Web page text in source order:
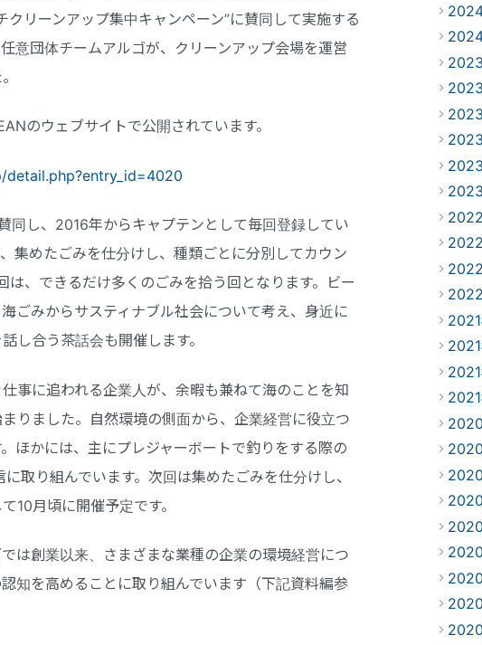
リーンアップ集中キャンペーン”に賛同して実施する
意団体チームアルゴが、クリーンアップ会場を運営
のウェブサイトで公開されています。
し、2016年からキャプテンとして毎回登録してい
集めたごみを仕分けし、種類ごとに分別してカウン
は、できるだけ多くのごみを拾う回となります。ビー
ごみからサスティナブル社会について考え、身近に
し合う茶話会も開催します。
事に追われる企業人が、余暇も兼ねて海のことを知
りました。自然環境の側面から、企業経営に役立つ
ほかには、主にプレジャーボートで釣りをする際の
取り組んでいます。次回は集めたごみを仕分けし、
10月頃に開催予定です。
は創業以来、さまざまな業種の企業の環境経営につ
知を高めることに取り組んでいます（下記資料編参